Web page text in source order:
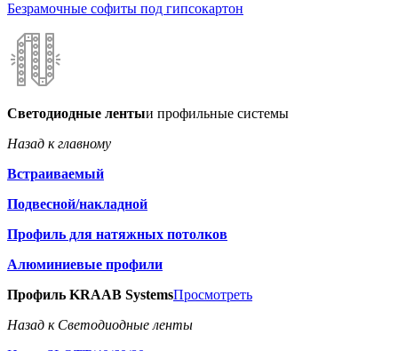
Безрамочные софиты под гипсокартон
Светодиодные лентыи профильные системы
Назад к главному
Встраиваемый
Подвесной/накладной
Профиль для натяжных потолков
Алюминиевые профили
Профиль KRAAB SystemsПросмотреть
Назад к Светодиодные ленты